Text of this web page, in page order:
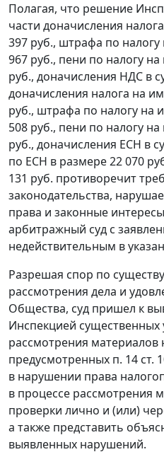
Полагая, что решение
части доначисления
397 руб., штрафа по
967 руб., пени по налогу
руб., доначисления НДС в
доначисления налога на
руб., штрафа по налогу на
508 руб., пени по налогу
руб., доначисления ЕСН в
по ЕСН в размере 22 070
131 руб. противоречит
законодательства,
права и законные
арбитражный суд с
недействительным в
Разрешая спор по
рассмотрения дела и
Общества, суд пришел к
Инспекцией
рассмотрения материалов
предусмотренных п. 14 ст.
в нарушении права
в процессе рассмотрения
проверки лично и (или)
а также представить
выявленных нарушений.